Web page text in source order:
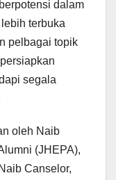
dalam
terbuka
pelbagai topik
segala
oleh Naib
(JHEPA),
Canselor,